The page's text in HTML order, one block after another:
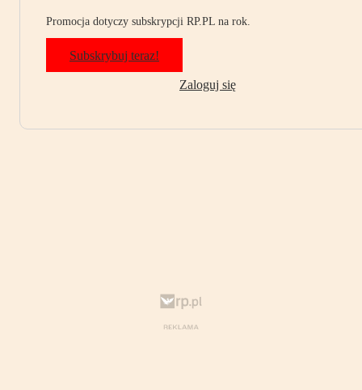
Promocja dotyczy subskrypcji RP.PL na rok.
Subskrybuj teraz!
Zaloguj się